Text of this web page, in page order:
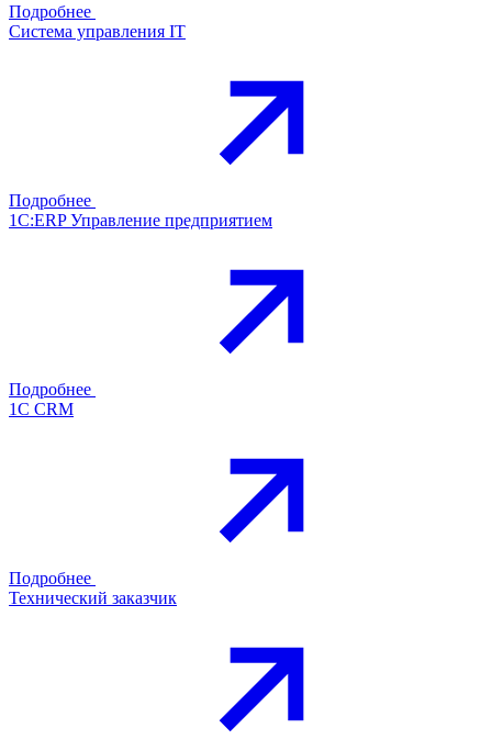
Подробнее
Система управления IT
Подробнее
1С:ERP Управление предприятием
Подробнее
1С CRM
Подробнее
Технический заказчик